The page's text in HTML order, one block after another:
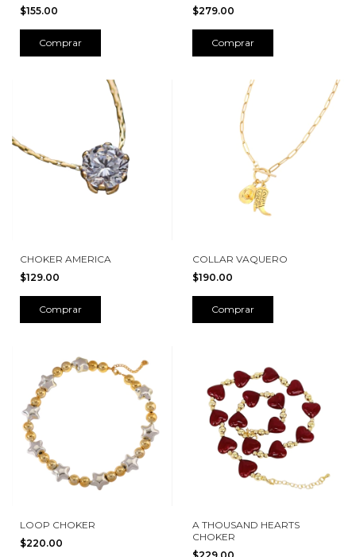
$155.00
$279.00
CHOKER AMERICA
$129.00
COLLAR VAQUERO
$190.00
LOOP CHOKER
$220.00
A THOUSAND HEARTS
CHOKER